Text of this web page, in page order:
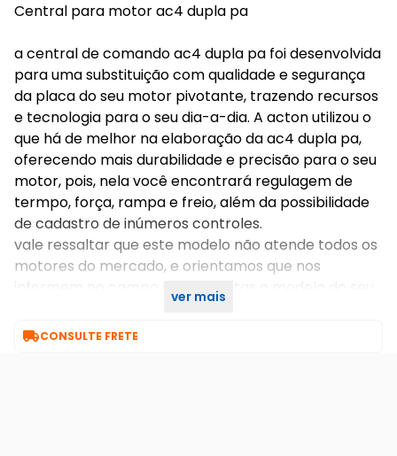
Central para motor ac4 dupla pa
a central de comando ac4 dupla pa foi desenvolvida
para uma substituição com qualidade e segurança
da placa do seu motor pivotante, trazendo recursos
e tecnologia para o seu dia-a-dia. A acton utilizou o
que há de melhor na elaboração da ac4 dupla pa,
oferecendo mais durabilidade e precisão para o seu
motor, pois, nela você encontrará regulagem de
termpo, força, rampa e freio, além da possibilidade
de cadastro de inúmeros controles.
vale ressaltar que este modelo não atende todos os
motores do mercado, e orientamos que nos
informem no campo de perguntas o modelo do seu
ver mais
CONSULTE FRETE